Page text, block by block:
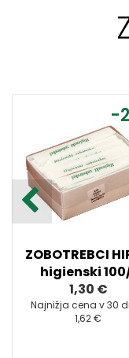
-
ZOBOTREBCI
higienski
1,30 €
Najnižja cena v 30
1,62 €